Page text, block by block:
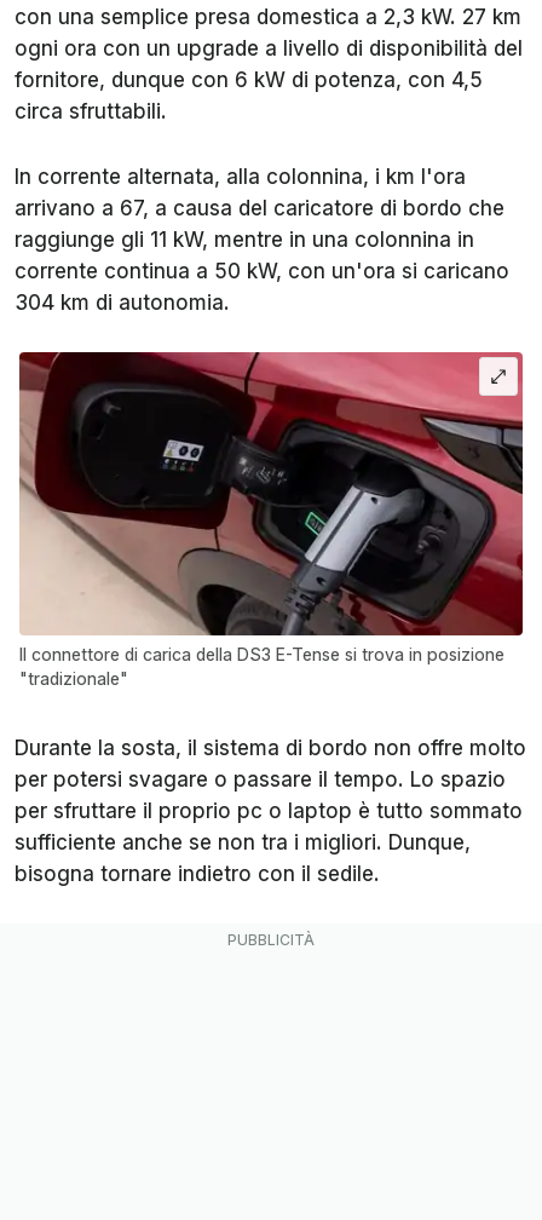
con una semplice presa domestica a 2,3 kW. 27 km
ogni ora con un upgrade a livello di disponibilità del
fornitore, dunque con 6 kW di potenza, con 4,5
circa sfruttabili.
In corrente alternata, alla colonnina, i km l'ora
arrivano a 67, a causa del caricatore di bordo che
raggiunge gli 11 kW, mentre in una colonnina in
corrente continua a 50 kW, con un'ora si caricano
304 km di autonomia.
Il connettore di carica della DS3 E-Tense si trova in posizione
"tradizionale"
Durante la sosta, il sistema di bordo non offre molto
per potersi svagare o passare il tempo. Lo spazio
per sfruttare il proprio pc o laptop è tutto sommato
sufficiente anche se non tra i migliori. Dunque,
bisogna tornare indietro con il sedile.